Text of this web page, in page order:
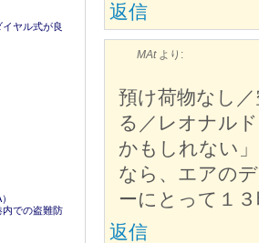
返信
MAt より:
預け荷物なし
る／レオナル
かもしれない
なら、エアの
ーにとって１
返信
ヤル式が良
での盗難防